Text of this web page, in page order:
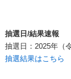
抽選日/結果速報
抽選日：2025年（
抽選結果はこちら